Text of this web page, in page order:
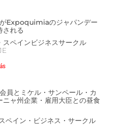
Expoquimiaのジャパンデー
される
スペインビジネスサークル
員とミケル・サンペール・カ
ニャ州企業・雇用大臣との昼食
ペイン・ビジネス・サークル